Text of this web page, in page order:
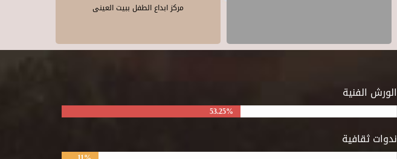
مركز ابداع الطفل ببيت العينى
الورش الفنية
53.25%
ندوات ثقافية